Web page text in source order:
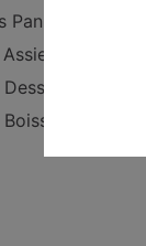
Paninis